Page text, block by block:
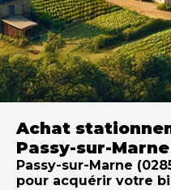
Achat
Passy-sur-
Passy-sur-Marne
pour acquérir votre